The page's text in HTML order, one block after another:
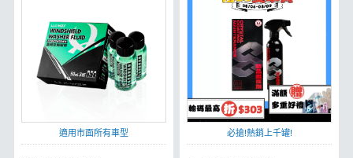
適用市面所有車型 必搶!熱銷上千罐!